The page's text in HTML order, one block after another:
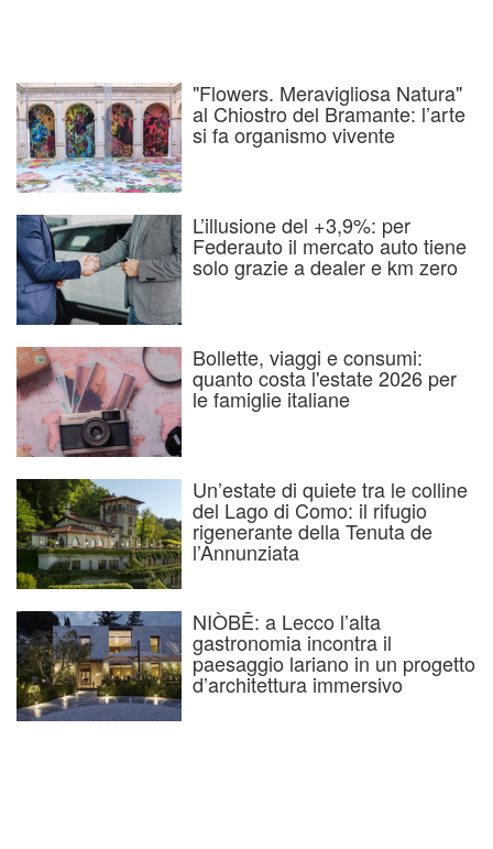
"Flowers. Meravigliosa Natura"
al Chiostro del Bramante: l’arte
si fa organismo vivente
L’illusione del +3,9%: per
Federauto il mercato auto tiene
solo grazie a dealer e km zero
Bollette, viaggi e consumi:
quanto costa l'estate 2026 per
le famiglie italiane
Un’estate di quiete tra le colline
del Lago di Como: il rifugio
rigenerante della Tenuta de
l’Annunziata
NIÒBĒ: a Lecco l’alta
gastronomia incontra il
paesaggio lariano in un progetto
d’architettura immersivo